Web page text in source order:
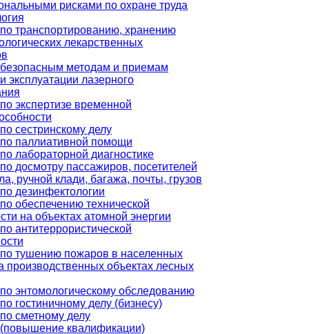
рисками по охране труда
транспортированию, хранению
лекарственных
методам и приемам
эксплуатации лазерного
экспертизе временной
сестринскому делу
паллиативной помощи
лабораторной диагностике
досмотру пассажиров, посетителей
ручной клади, багажа, почты, грузов
дезинфектологии
обеспечению технической
на объектах атомной энергии
антитеррористической
тушению пожаров в населенных
производственных объектах лесных
энтомологическому обследованию
гостиничному делу (бизнесу)
сметному делу
квалификации)